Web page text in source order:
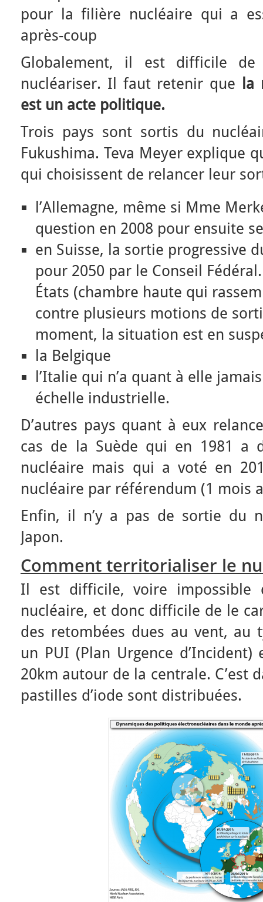
pour la filière nucléaire qui a
après-coup
Globalement, il est difficile
nucléariser. Il faut retenir que
la
est un acte politique.
Trois pays sont sortis du
Fukushima. Teva Meyer explique
qui choisissent de relancer leur
l’Allemagne, même si Mme
question en 2008 pour ensuite
en Suisse, la sortie progressive
pour 2050 par le Conseil
États (chambre haute qui
contre plusieurs motions de
moment, la situation est en
la Belgique
l’Italie qui n’a quant à elle
échelle industrielle.
D’autres pays quant à eux
cas de la Suède qui en 1981 a
nucléaire mais qui a voté en
nucléaire par référendum (1 mois
Enfin, il n’y a pas de sortie du
Japon.
Comment territorialiser le
Il est difficile, voire impossible
nucléaire, et donc difficile de le
des retombées dues au vent, au
un PUI (Plan Urgence
20km autour de la centrale. C’est
pastilles d’iode sont distribuées.